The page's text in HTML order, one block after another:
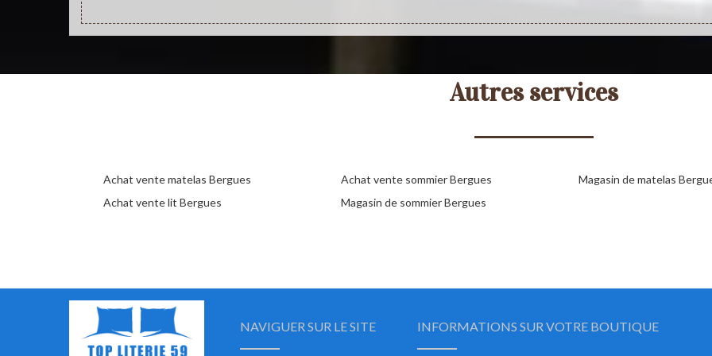
Autres services
Achat vente matelas Bergues
Achat vente lit Bergues
Achat vente sommier Bergues
Magasin de sommier Bergues
Magasin de matelas
NAVIGUER SUR LE SITE INFORMATIONS SUR VOTRE BOUTIQUE